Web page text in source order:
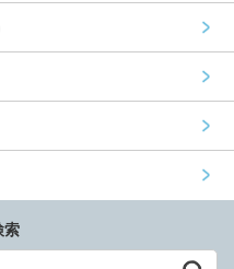
索